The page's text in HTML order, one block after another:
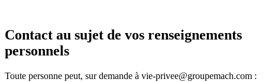
Contact au sujet de vos renseignements
personnels
Toute personne peut, sur demande à vie-privee@groupemach.com :